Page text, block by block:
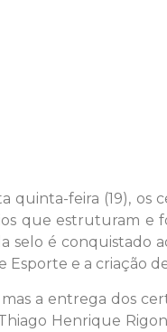
feira (19),
que estruturam e
selo é
Esporte e a
a entrega dos
Henrique